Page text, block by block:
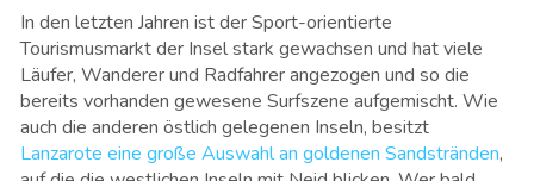
In den letzten Jahren ist der Sport-orientierte
Tourismusmarkt der Insel stark gewachsen und hat viele
Läufer, Wanderer und Radfahrer angezogen und so die
bereits vorhanden gewesene Surfszene aufgemischt. Wie
auch die anderen östlich gelegenen Inseln, besitzt
Lanzarote eine große Auswahl an goldenen Sandstränden,